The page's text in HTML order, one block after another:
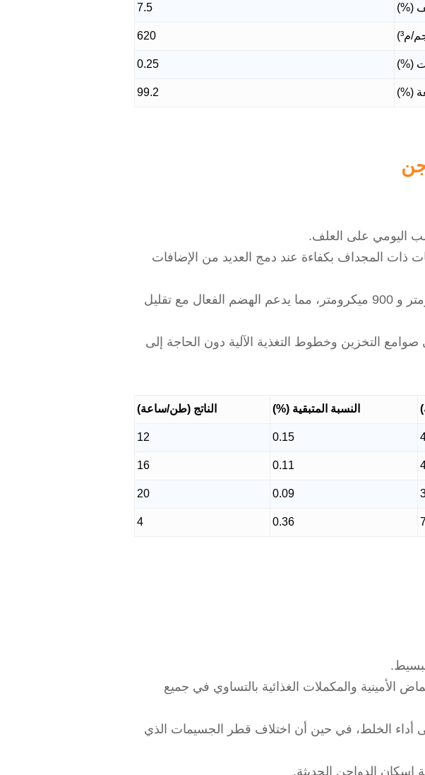
(%)
7.5
م³) 620
(%)
0.25
(%)
99.2
اليومي على العلف.
ذات المجداف بكفاءة عند دمج العديد من الإضافات
تستخدم أعلاف الدواجن التجارية عادةً أحجام جسيمات تتراوح بين 650 ميكرومتر و 900 ميكرومتر، مما يدعم الهضم الفعال مع تقليل
التخزين وخطوط التغذية الآلية دون الحاجة إلى
النسبة المتبقية (%) الناتج (طن/ساعة)
0.15
12
0.11
16
0.09
20
0.36
4
الأمينية والمكملات الغذائية بالتساوي في جميع
المكونات بنسبة 1.2٪ تقريبًا قد تؤثر على أداء الخلط، في حين أن اختلاف قطر الجسيمات الذي
إسكان الدواجن الحديثة.